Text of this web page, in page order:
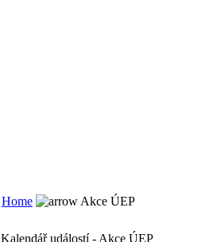
Home Akce ÚEP
Kalendář událostí - Akce ÚEP